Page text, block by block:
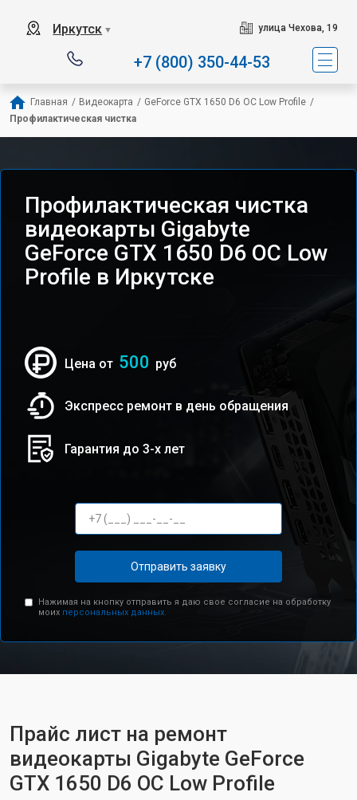
Иркутск ▼ улица Чехова, 19
+7 (800) 350-44-53
Главная / Видеокарта / GeForce GTX 1650 D6 OC Low Profile /
Профилактическая чистка
Профилактическая чистка
видеокарты Gigabyte
GeForce GTX 1650 D6 OC Low
Profile в Иркутске
Цена от 500 руб
Экспресс ремонт в день обращения
Гарантия до 3-х лет
Отправить заявку
Нажимая на кнопку отправить я даю свое согласие на обработку
моих персональных данных.
Прайс лист на ремонт
видеокарты Gigabyte GeForce
GTX 1650 D6 OC Low Profile